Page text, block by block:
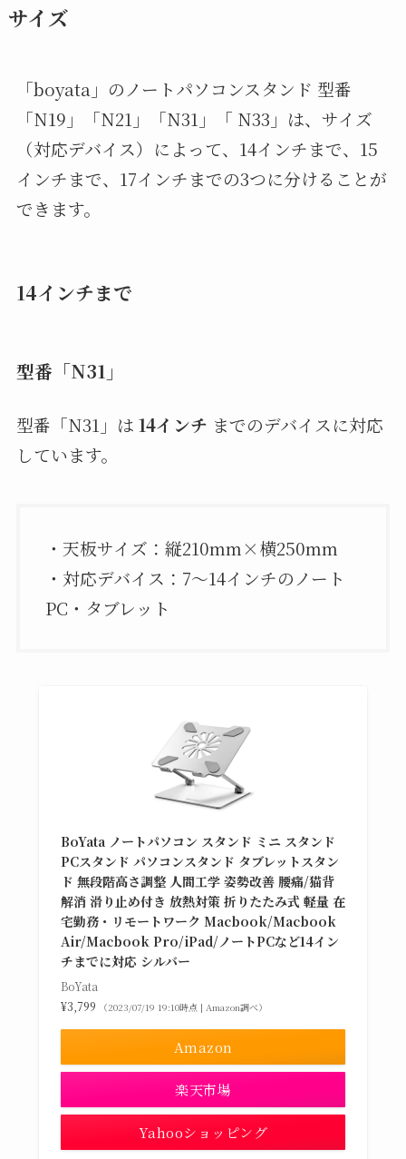
サイズ
「boyata」のノートパソコンスタンド 型番
「N19」「N21」「N31」「 N33」は、サイズ
（対応デバイス）によって、14インチまで、15
インチまで、17インチまでの3つに分けることが
できます。
14インチまで
型番「N31」
型番「N31」は 14インチ までのデバイスに対応
しています。
・天板サイズ：縦210mm×横250mm
・対応デバイス：7〜14インチのノート
PC・タブレット
BoYata ノートパソコン スタンド ミニ スタンド
PCスタンド パソコンスタンド タブレットスタン
ド 無段階高さ調整 人間工学 姿勢改善 腰痛/猫背
解消 滑り止め付き 放熱対策 折りたたみ式 軽量 在
宅勤務・リモートワーク Macbook/Macbook
Air/Macbook Pro/iPad/ノートPCなど14イン
チまでに対応 シルバー
BoYata
¥3,799
（2023/07/19 19:10時点 | Amazon調べ）
Amazon
楽天市場
Yahooショッピング